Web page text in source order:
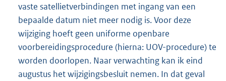
vaste satellietverbindingen met ingang van een
bepaalde datum niet meer nodig is. Voor deze
wijziging hoeft geen uniforme openbare
voorbereidingsprocedure (hierna: UOV-procedure) te
worden doorlopen. Naar verwachting kan ik eind
augustus het wijzigingsbesluit nemen. In dat geval